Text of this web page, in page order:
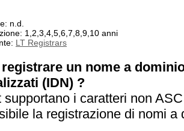
n.d.
1,2,3,4,5,6,7,8,9,10 anni
LT Registrars
un nome a
(IDN) ?
supportano i caratteri non
la registrazione di nomi a